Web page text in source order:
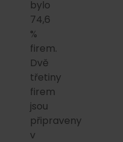
bylo
74,6
%
firem.
Dvě
třetiny
firem
jsou
připraveny
v